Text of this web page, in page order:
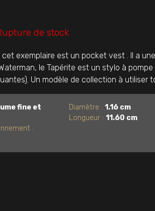
de stock
exemplaire est un pocket vest . Il a
le Tapérite est un stylo à
Un modèle de collection à utiliser
fine et
:
Diamètre : 1.16 cm
Longueur : 11.60 cm